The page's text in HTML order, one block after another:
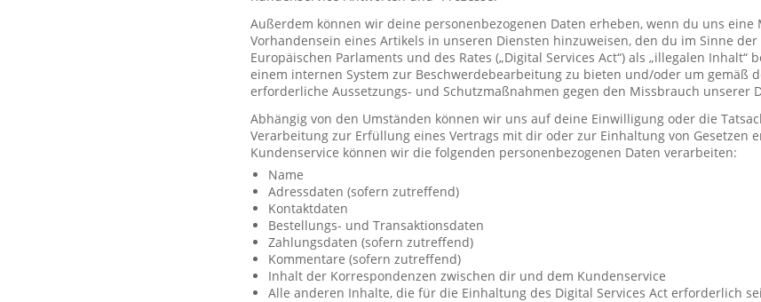
Außerdem können wir deine personenbezogenen Daten erheben, wenn du uns
Vorhandensein eines Artikels in unseren Diensten hinzuweisen, den du im Sinne der
Europäischen Parlaments und des Rates („Digital Services Act“) als „illegalen Inhalt“
einem internen System zur Beschwerdebearbeitung zu bieten und/oder um gemäß
erforderliche Aussetzungs- und Schutzmaßnahmen gegen den Missbrauch unserer
Abhängig von den Umständen können wir uns auf deine Einwilligung oder die
Verarbeitung zur Erfüllung eines Vertrags mit dir oder zur Einhaltung von Gesetzen
Kundenservice können wir die folgenden personenbezogenen Daten verarbeiten:
Name
Adressdaten (sofern zutreffend)
Kontaktdaten
Bestellungs- und Transaktionsdaten
Zahlungsdaten (sofern zutreffend)
Kommentare (sofern zutreffend)
Inhalt der Korrespondenzen zwischen dir und dem Kundenservice
Alle anderen Inhalte, die für die Einhaltung des Digital Services Act erforderlich